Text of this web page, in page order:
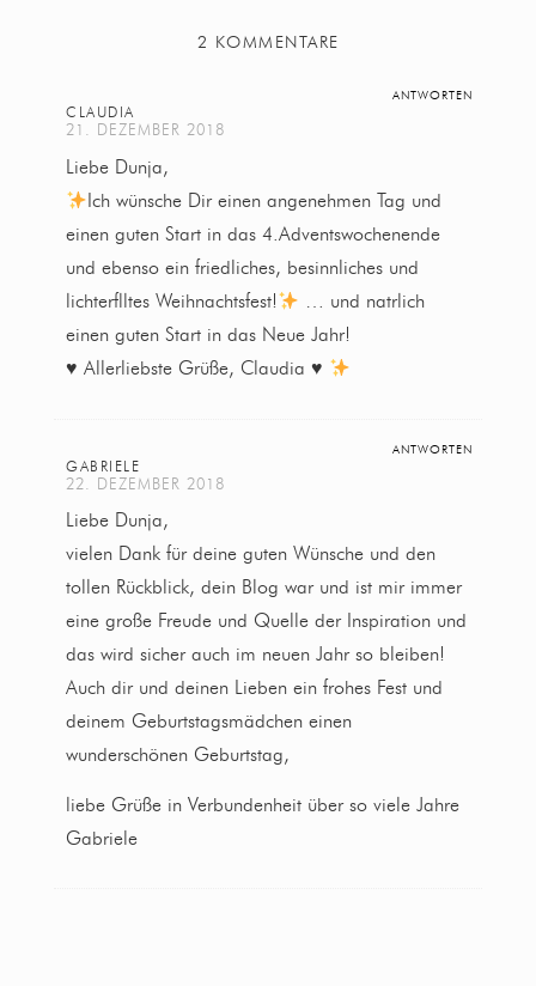
2 KOMMENTARE
ANTWORTEN
CLAUDIA
21. DEZEMBER 2018
Liebe Dunja,
Ich wünsche Dir einen angenehmen Tag und
einen guten Start in das 4.Adventswochenende
und ebenso ein friedliches, besinnliches und
lichterflltes Weihnachtsfest!
… und natrlich
einen guten Start in das Neue Jahr!
♥ Allerliebste Grüße, Claudia ♥
ANTWORTEN
GABRIELE
22. DEZEMBER 2018
Liebe Dunja,
vielen Dank für deine guten Wünsche und den
tollen Rückblick, dein Blog war und ist mir immer
eine große Freude und Quelle der Inspiration und
das wird sicher auch im neuen Jahr so bleiben!
Auch dir und deinen Lieben ein frohes Fest und
deinem Geburtstagsmädchen einen
wunderschönen Geburtstag,
liebe Grüße in Verbundenheit über so viele Jahre
Gabriele